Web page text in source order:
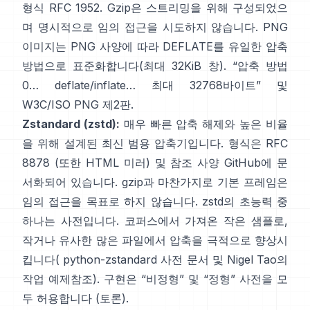
형식 RFC 1952. Gzip은 스트리밍을 위해 구성되었으
며 명시적으로 임의 접근을 시도하지 않습니다. PNG
이미지는 PNG 사양에 따라 DEFLATE를 유일한 압축
방법으로 표준화합니다(최대 32KiB 창). “압축 방법
0… deflate/inflate… 최대 32768바이트”
및
W3C/ISO PNG 제2판.
Zstandard (zstd): 매우 빠른 압축 해제와 높은 비율
을 위해 설계된 최신 범용 압축기입니다. 형식은 RFC
8878 (또한 HTML 미러) 및 참조 사양 GitHub에 문
서화되어 있습니다. gzip과 마찬가지로 기본 프레임은
임의 접근을 목표로 하지 않습니다. zstd의 초능력 중
하나는 사전입니다. 코퍼스에서 가져온 작은 샘플로,
작거나 유사한 많은 파일에서 압축을 극적으로 향상시
킵니다( python-zstandard 사전 문서 및 Nigel Tao의
작업 예제참조). 구현은 “비정형” 및 “정형” 사전을 모
두 허용합니다 (토론).